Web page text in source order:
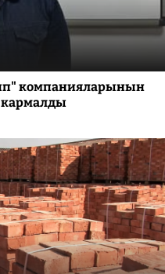
компанияларынын
кармалды